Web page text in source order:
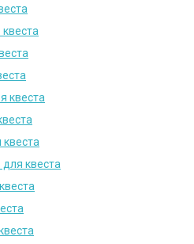
квеста
квеста